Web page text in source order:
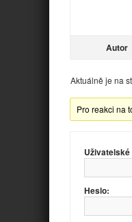
Autor
Aktuálně je na
Pro reakci na
Uživatelské
Heslo: